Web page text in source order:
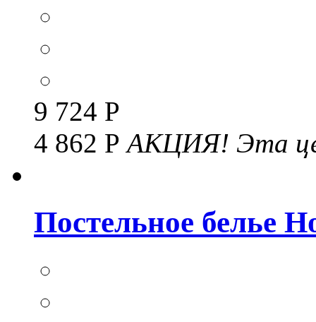
9 724 Р
4 862 РАКЦИЯ! Эта
Постельное белье